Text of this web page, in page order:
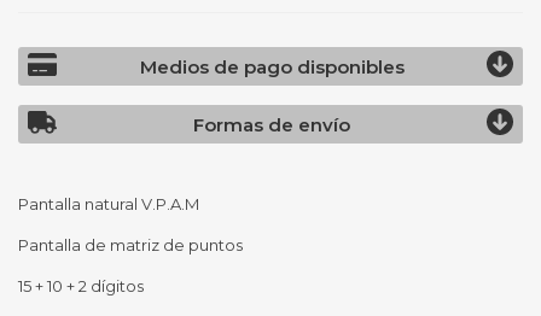
Medios de pago disponibles
Formas de envío
Pantalla natural V.P.A.M
Pantalla de matriz de puntos
15 + 10 + 2 dígitos